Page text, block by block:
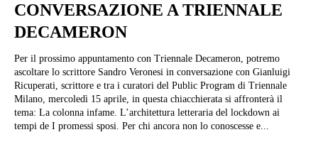
CONVERSAZIONE A TRIENNALE
DECAMERON
Per il prossimo appuntamento con Triennale Decameron, potremo
ascoltare lo scrittore Sandro Veronesi in conversazione con Gianluigi
Ricuperati, scrittore e tra i curatori del Public Program di Triennale
Milano, mercoledì 15 aprile, in questa chiacchierata si affronterà il
tema: La colonna infame. L’architettura letteraria del lockdown ai
tempi de I promessi sposi. Per chi ancora non lo conoscesse e...